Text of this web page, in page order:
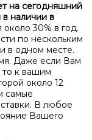
на сегодняшний
наличии в
около 30% в год.
по нескольким
в одном месте.
Даже если Вам
то к вашим
около 12
самые
В любое
Вашего